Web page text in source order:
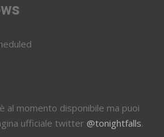
al momento disponibile ma puoi
ufficiale twitter @tonightfalls.